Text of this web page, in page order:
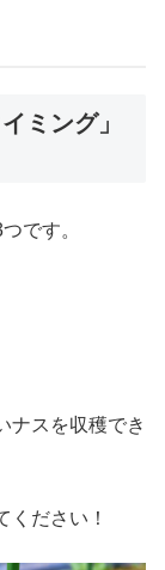
ミング」
です。
ナスを収穫でき
ください！